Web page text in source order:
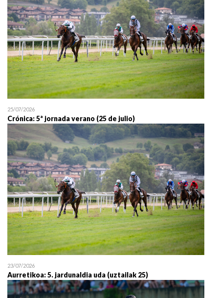
25/07/2026
Crónica: 5ª jornada verano (25 de julio)
23/07/2026
Aurretikoa: 5. jardunaldia uda (uztailak 25)